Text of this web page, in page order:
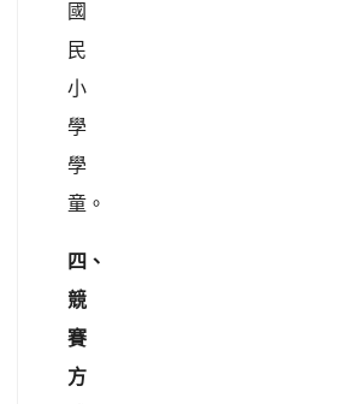
國
民
小
學
學
童。
四、
競
賽
方